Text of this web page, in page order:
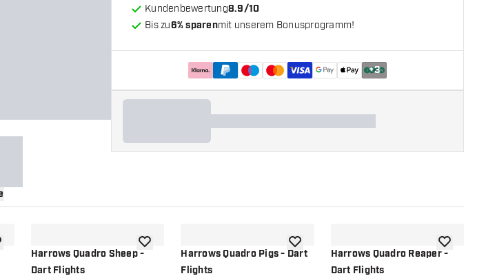
Kundenbewertung8.9/10
Bis zu6% sparenmit unserem Bonusprogramm!
+3
Wunschliste hinzufügen
Harrows Quadro Sheep -
Dart Flights
Zur Wunschliste hinzufügen
Harrows Quadro Pigs - Dart
Flights
Zur Wunschliste hinzufügen
Harrows Quadro Reaper -
Dart Flights
Zur